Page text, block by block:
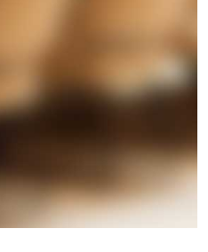
Zustimmung
wir allerdings
Browser
Daten zu Geräten
mit US-